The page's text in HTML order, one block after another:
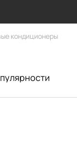
кондиционеры